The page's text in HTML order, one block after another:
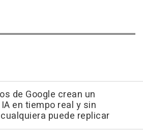
de Google crean un
en tiempo real y sin
puede replicar